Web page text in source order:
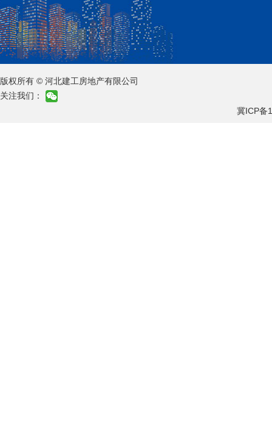
版权所有 © 河北建工房地产有限公司
关注我们：
冀ICP备